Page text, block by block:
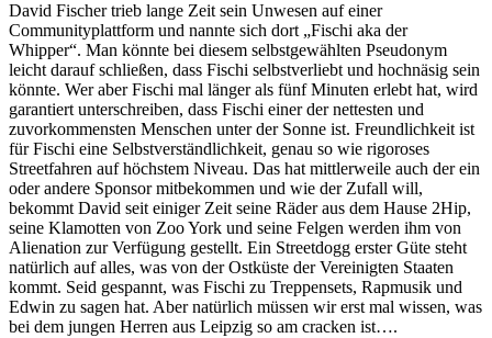
David Fischer trieb lange Zeit sein Unwesen auf einer
Communityplattform und nannte sich dort „Fischi aka der
Whipper“. Man könnte bei diesem selbstgewählten Pseudonym
leicht darauf schließen, dass Fischi selbstverliebt und hochnäsig sein
könnte. Wer aber Fischi mal länger als fünf Minuten erlebt hat, wird
garantiert unterschreiben, dass Fischi einer der nettesten und
zuvorkommensten Menschen unter der Sonne ist. Freundlichkeit ist
für Fischi eine Selbstverständlichkeit, genau so wie rigoroses
Streetfahren auf höchstem Niveau. Das hat mittlerweile auch der ein
oder andere Sponsor mitbekommen und wie der Zufall will,
bekommt David seit einiger Zeit seine Räder aus dem Hause 2Hip,
seine Klamotten von Zoo York und seine Felgen werden ihm von
Alienation zur Verfügung gestellt. Ein Streetdogg erster Güte steht
natürlich auf alles, was von der Ostküste der Vereinigten Staaten
kommt. Seid gespannt, was Fischi zu Treppensets, Rapmusik und
Edwin zu sagen hat. Aber natürlich müssen wir erst mal wissen, was
bei dem jungen Herren aus Leipzig so am cracken ist….